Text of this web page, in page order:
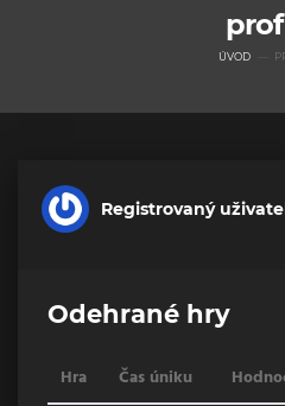
ÚVOD
Registrovaný
Odehrané hry
Hra Čas úniku